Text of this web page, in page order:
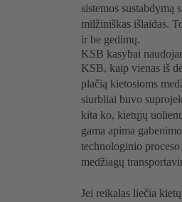
sistemos sustabdymą
milžiniškas išlaidas.
ir be gedimų.
KSB kasybai
KSB, kaip vienas iš
plačią kietosioms
siurbliai buvo
kita ko, kietųjų
gama apima
technologinio
medžiagų
Jei reikalas liečia